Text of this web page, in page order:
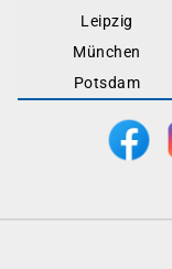
Leipzig
München
Potsdam